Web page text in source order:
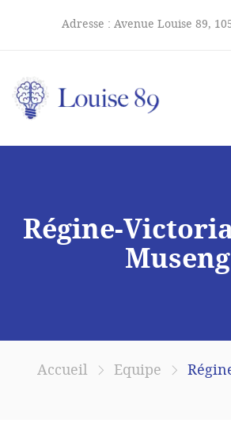
Adresse : Avenue Louise 89,
Régine-
Museng
Accueil Equipe